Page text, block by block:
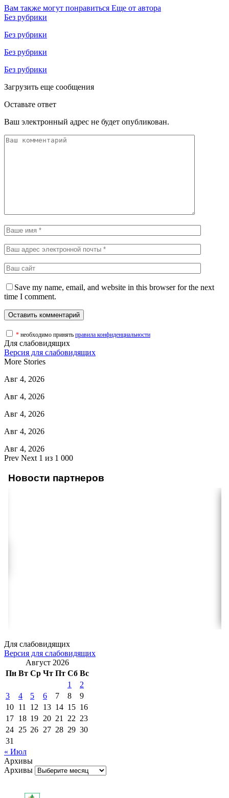
Вам также могут понравиться Еще от автора
Без рубрики
Без рубрики
Без рубрики
Без рубрики
Загрузить еще сообщения
Оставьте ответ
Ваш электронный адрес не будет опубликован.
Save my name, email, and website in this browser for the next
time I comment.
* необходимо принять правила конфиденциальности
Для слабовидящих
Версия для слабовидящих
More Stories
Авг 4, 2026
Авг 4, 2026
Авг 4, 2026
Авг 4, 2026
Авг 4, 2026
Prev Next 1 из 1 000
Новости партнеров
Для слабовидящих
Версия для слабовидящих
Август 2026
Пн Вт Ср Чт Пт Сб Вс
1
2
3
4 5 6 7 8
9
10 11 12 13 14 15 16
17 18 19 20 21 22 23
24 25 26 27 28 29 30
31
« Июл
Архивы
Архивы